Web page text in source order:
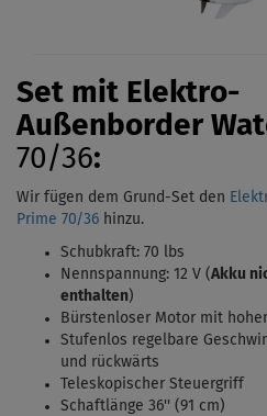
Set mit Elektro-
Außenborder
70/36:
Wir fügen dem Grund-Set den
Prime 70/36 hinzu.
Schubkraft: 70 lbs
Nennspannung: 12 V (Akku
enthalten)
Bürstenloser Motor mit
Stufenlos regelbare
und rückwärts
Teleskopischer Steuergriff
Schaftlänge 36'' (91 cm)